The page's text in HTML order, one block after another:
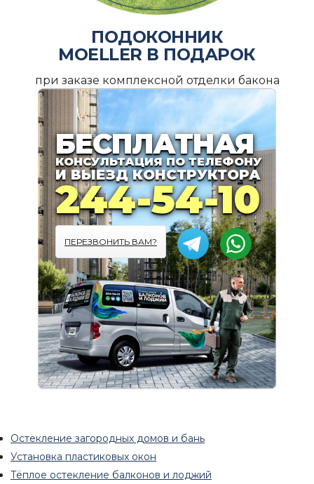
ПОДОКОННИК
MOELLER В ПОДАРОК
при заказе комплексной отделки бакона
БЕСПЛАТНАЯ
КОНСУЛЬТАЦИЯ ПО ТЕЛЕФОНУ
И ВЫЕЗД КОНСТРУКТОРА
244-54-10
ПЕРЕЗВОНИТЬ ВАМ?
Остекление загородных домов и бань
Установка пластиковых окон
Тёплое остекление балконов и лоджий